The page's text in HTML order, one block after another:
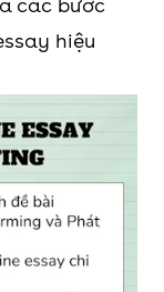
các bước
hiệu